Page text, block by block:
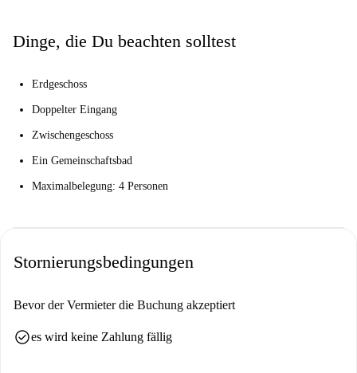
Dinge, die Du beachten solltest
Erdgeschoss
Doppelter Eingang
Zwischengeschoss
Ein Gemeinschaftsbad
Maximalbelegung: 4 Personen
Stornierungsbedingungen
Bevor der Vermieter die Buchung akzeptiert
check_circlees wird keine Zahlung fällig